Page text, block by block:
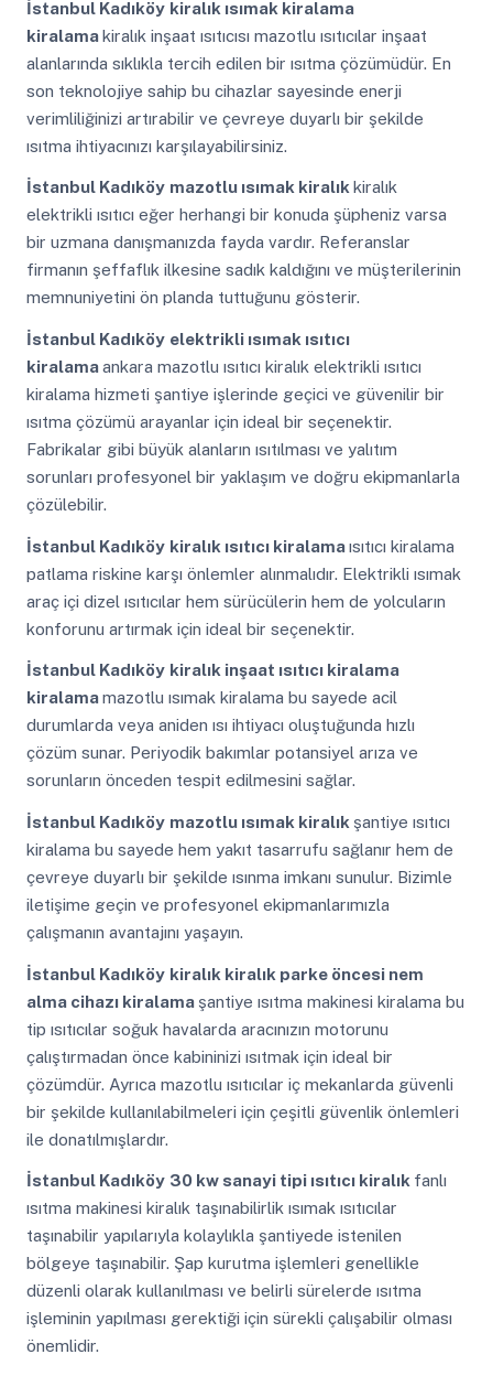
İstanbul Kadıköy kiralık ısımak kiralama
kiralamakiralık inşaat ısıtıcısı mazotlu ısıtıcılar inşaat
alanlarında sıklıkla tercih edilen bir ısıtma çözümüdür. En
son teknolojiye sahip bu cihazlar sayesinde enerji
verimliliğinizi artırabilir ve çevreye duyarlı bir şekilde
ısıtma ihtiyacınızı karşılayabilirsiniz.
İstanbul Kadıköy mazotlu ısımak kiralık kiralık
elektrikli ısıtıcı eğer herhangi bir konuda şüpheniz varsa
bir uzmana danışmanızda fayda vardır. Referanslar
firmanın şeffaflık ilkesine sadık kaldığını ve müşterilerinin
memnuniyetini ön planda tuttuğunu gösterir.
İstanbul Kadıköy elektrikli ısımak ısıtıcı
kiralamaankara mazotlu ısıtıcı kiralık elektrikli ısıtıcı
kiralama hizmeti şantiye işlerinde geçici ve güvenilir bir
ısıtma çözümü arayanlar için ideal bir seçenektir.
Fabrikalar gibi büyük alanların ısıtılması ve yalıtım
sorunları profesyonel bir yaklaşım ve doğru ekipmanlarla
çözülebilir.
İstanbul Kadıköy kiralık ısıtıcı kiralamaısıtıcı kiralama
patlama riskine karşı önlemler alınmalıdır. Elektrikli ısımak
araç içi dizel ısıtıcılar hem sürücülerin hem de yolcuların
konforunu artırmak için ideal bir seçenektir.
İstanbul Kadıköy kiralık inşaat ısıtıcı kiralama
kiralamamazotlu ısımak kiralama bu sayede acil
durumlarda veya aniden ısı ihtiyacı oluştuğunda hızlı
çözüm sunar. Periyodik bakımlar potansiyel arıza ve
sorunların önceden tespit edilmesini sağlar.
İstanbul Kadıköy mazotlu ısımak kiralık şantiye ısıtıcı
kiralama bu sayede hem yakıt tasarrufu sağlanır hem de
çevreye duyarlı bir şekilde ısınma imkanı sunulur. Bizimle
iletişime geçin ve profesyonel ekipmanlarımızla
çalışmanın avantajını yaşayın.
İstanbul Kadıköy kiralık kiralık parke öncesi nem
alma cihazı kiralama şantiye ısıtma makinesi kiralama bu
tip ısıtıcılar soğuk havalarda aracınızın motorunu
çalıştırmadan önce kabininizi ısıtmak için ideal bir
çözümdür. Ayrıca mazotlu ısıtıcılar iç mekanlarda güvenli
bir şekilde kullanılabilmeleri için çeşitli güvenlik önlemleri
ile donatılmışlardır.
İstanbul Kadıköy 30 kw sanayi tipi ısıtıcı kiralık fanlı
ısıtma makinesi kiralık taşınabilirlik ısımak ısıtıcılar
taşınabilir yapılarıyla kolaylıkla şantiyede istenilen
bölgeye taşınabilir. Şap kurutma işlemleri genellikle
düzenli olarak kullanılması ve belirli sürelerde ısıtma
işleminin yapılması gerektiği için sürekli çalışabilir olması
önemlidir.